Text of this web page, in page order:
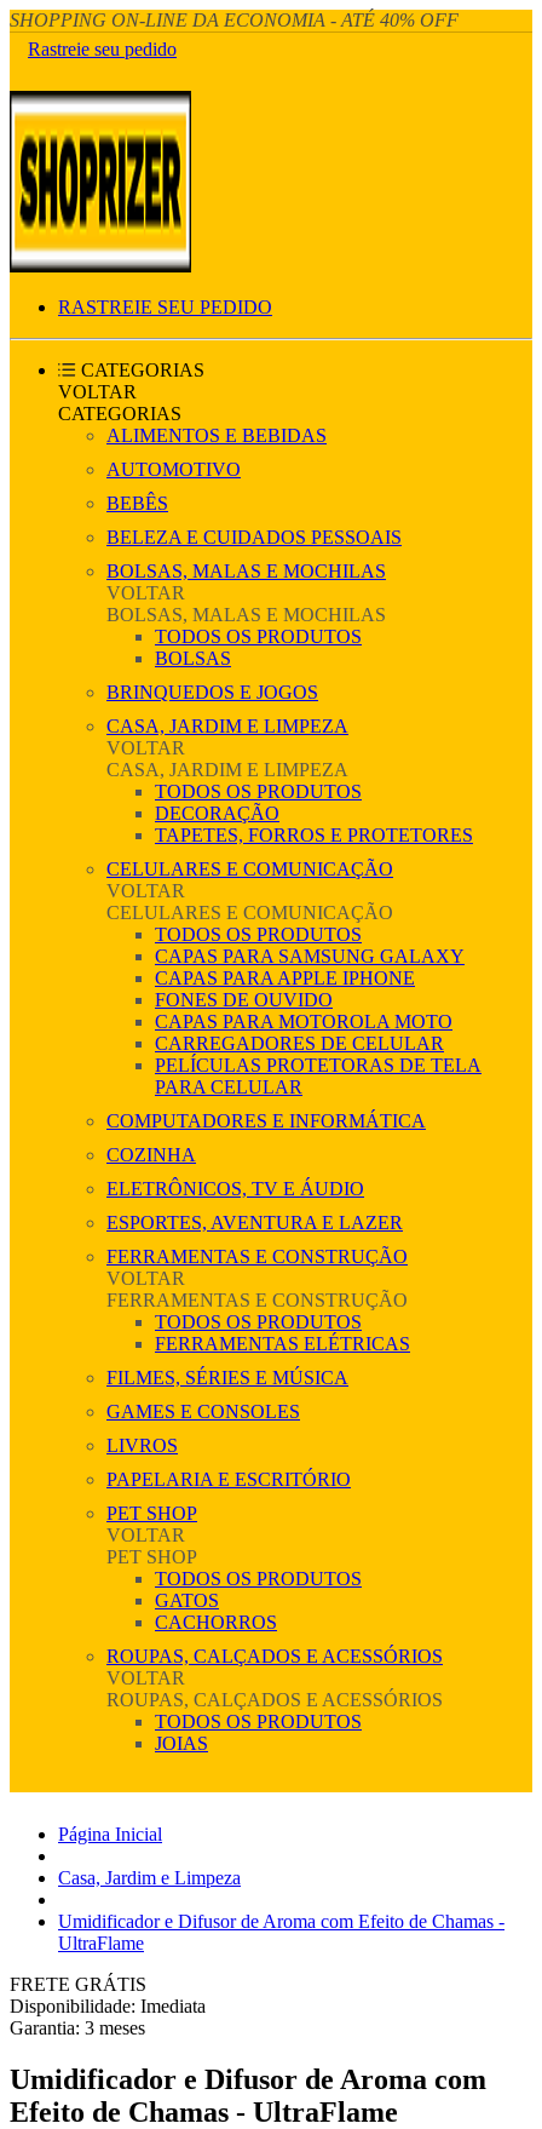
SHOPPING ON-LINE DA ECONOMIA - ATÉ 40% OFF
Rastreie seu pedido
RASTREIE SEU PEDIDO
CATEGORIAS
VOLTAR
CATEGORIAS
ALIMENTOS E BEBIDAS
AUTOMOTIVO
BEBÊS
BELEZA E CUIDADOS PESSOAIS
BOLSAS, MALAS E MOCHILAS
VOLTAR
BOLSAS, MALAS E MOCHILAS
TODOS OS PRODUTOS
BOLSAS
BRINQUEDOS E JOGOS
CASA, JARDIM E LIMPEZA
VOLTAR
CASA, JARDIM E LIMPEZA
TODOS OS PRODUTOS
DECORAÇÃO
TAPETES, FORROS E PROTETORES
CELULARES E COMUNICAÇÃO
VOLTAR
CELULARES E COMUNICAÇÃO
TODOS OS PRODUTOS
CAPAS PARA SAMSUNG GALAXY
CAPAS PARA APPLE IPHONE
FONES DE OUVIDO
CAPAS PARA MOTOROLA MOTO
CARREGADORES DE CELULAR
PELÍCULAS PROTETORAS DE TELA
PARA CELULAR
COMPUTADORES E INFORMÁTICA
COZINHA
ELETRÔNICOS, TV E ÁUDIO
ESPORTES, AVENTURA E LAZER
FERRAMENTAS E CONSTRUÇÃO
VOLTAR
FERRAMENTAS E CONSTRUÇÃO
TODOS OS PRODUTOS
FERRAMENTAS ELÉTRICAS
FILMES, SÉRIES E MÚSICA
GAMES E CONSOLES
LIVROS
PAPELARIA E ESCRITÓRIO
PET SHOP
VOLTAR
PET SHOP
TODOS OS PRODUTOS
GATOS
CACHORROS
ROUPAS, CALÇADOS E ACESSÓRIOS
VOLTAR
ROUPAS, CALÇADOS E ACESSÓRIOS
TODOS OS PRODUTOS
JOIAS
Página Inicial
Casa, Jardim e Limpeza
Umidificador e Difusor de Aroma com Efeito de Chamas -
UltraFlame
FRETE GRÁTIS
Disponibilidade: Imediata
Garantia: 3 meses
Umidificador e Difusor de Aroma com
Efeito de Chamas - UltraFlame